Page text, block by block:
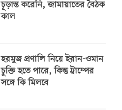
চূড়ান্ত করেনি, জামায়াতের বৈঠক
কাল
হরমুজ প্রণালি নিয়ে ইরান-ওমান
চুক্তি হতে পারে, কিন্তু ট্রাম্পের
সঙ্গে কি মিলবে